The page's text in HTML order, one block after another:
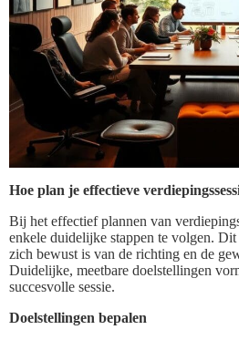
Hoe plan je effectieve
Bij het effectief plannen van
enkele duidelijke stappen te volgen.
zich bewust is van de richting en de
Duidelijke, meetbare doelstellingen
succesvolle sessie.
Doelstellingen bepalen